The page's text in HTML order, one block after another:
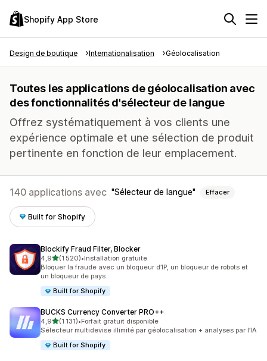
Shopify App Store
Design de boutique Internationalisation Géolocalisation
Toutes les applications de géolocalisation avec
des fonctionnalités d'sélecteur de langue
Offrez systématiquement à vos clients une
expérience optimale et une sélection de produit
pertinente en fonction de leur emplacement.
140 applications avec Sélecteur de langue Effacer
Built for Shopify
Blockify Fraud Filter, Blocker
4,9étoile(s) sur 5
(1 520)
1520 avis au total
•Installation gratuite
Bloquer la fraude avec un bloqueur d’IP, un bloqueur de robots et
un bloqueur de pays
Built for Shopify
BUCKS Currency Converter PRO++
4,9étoile(s) sur 5
(1 131)
1131 avis au total
•Forfait gratuit disponible
Sélecteur multidevise illimité par géolocalisation + analyses par l’IA
Built for Shopify